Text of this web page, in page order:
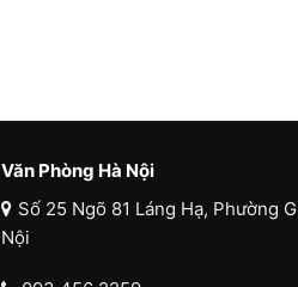
Văn Phòng Hà Nội
Số 25 Ngõ 81 Láng Hạ, Phường
Nội